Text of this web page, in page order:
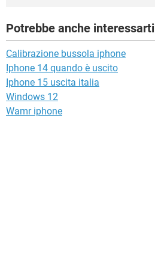
Potrebbe anche interessarti
Calibrazione bussola iphone
Iphone 14 quando è uscito
Iphone 15 uscita italia
Windows 12
Wamr iphone